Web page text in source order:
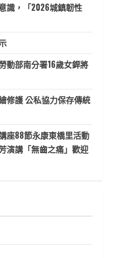
識，「2026城鎮韌性
動部南分署16歲女銲將
修護 公私協力保存傳統
座88節永康東橋里活動
演講「無齒之痛」歡迎